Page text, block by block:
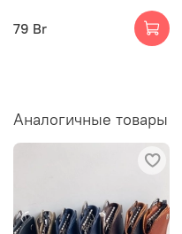
79 Br
Аналогичные товары